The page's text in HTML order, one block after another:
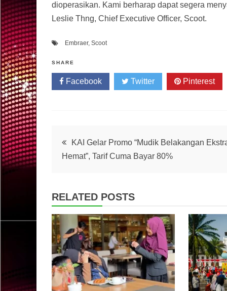
dioperasikan. Kami berharap dapat segera
Leslie Thng, Chief Executive Officer, Scoot.
Embraer, Scoot
SHARE
Facebook Twitter Pinterest
Post
navigation
KAI Gelar Promo “Mudik Belakangan
Hemat”, Tarif Cuma Bayar 80%
RELATED POSTS